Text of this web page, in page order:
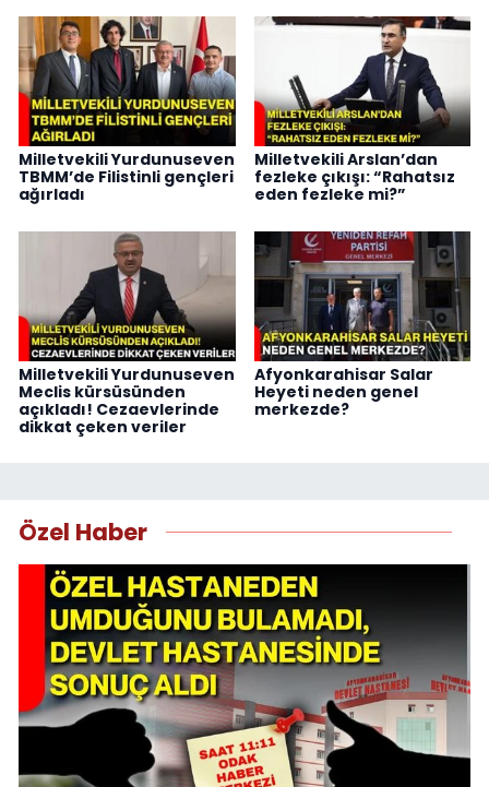
Milletvekili Yurdunuseven
TBMM’de Filistinli gençleri
ağırladı
Milletvekili Arslan’dan
fezleke çıkışı: “Rahatsız
eden fezleke mi?”
Milletvekili Yurdunuseven
Meclis kürsüsünden
açıkladı! Cezaevlerinde
dikkat çeken veriler
Afyonkarahisar Salar
Heyeti neden genel
merkezde?
Özel Haber